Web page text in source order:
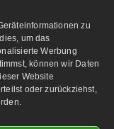
zu
um das
Werbung
können wir Daten
Website
oder zurückziehst,